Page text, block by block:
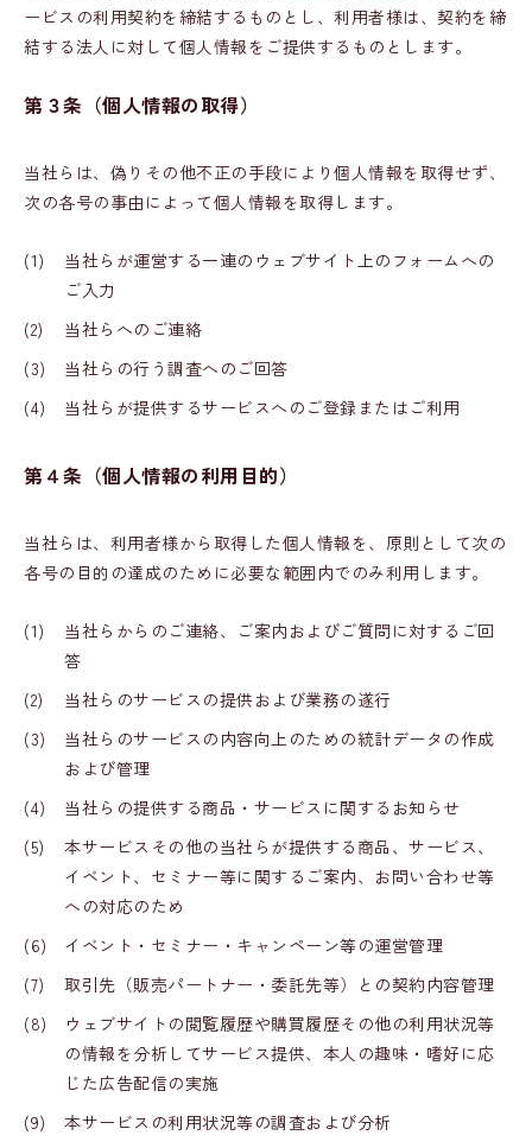
ービスの利用契約を締結するものとし、利用者様は、契約を締
結する法人に対して個人情報をご提供するものとします。
第３条（個人情報の取得）
当社らは、偽りその他不正の手段により個人情報を取得せず、
次の各号の事由によって個人情報を取得します。
(1)
当社らが運営する一連のウェブサイト上のフォームへの
ご入力
(2)
当社らへのご連絡
(3)
当社らの行う調査へのご回答
(4)
当社らが提供するサービスへのご登録またはご利用
第４条（個人情報の利用目的）
当社らは、利用者様から取得した個人情報を、原則として次の
各号の目的の達成のために必要な範囲内でのみ利用します。
(1)
当社らからのご連絡、ご案内およびご質問に対するご回
答
(2)
当社らのサービスの提供および業務の遂行
(3)
当社らのサービスの内容向上のための統計データの作成
および管理
(4)
当社らの提供する商品・サービスに関するお知らせ
(5)
本サービスその他の当社らが提供する商品、サービス、
イベント、セミナー等に関するご案内、お問い合わせ等
への対応のため
(6)
イベント・セミナー・キャンペーン等の運営管理
(7)
取引先（販売パートナー・委託先等）との契約内容管理
(8)
ウェブサイトの閲覧履歴や購買履歴その他の利用状況等
の情報を分析してサービス提供、本人の趣味・嗜好に応
じた広告配信の実施
(9)
本サービスの利用状況等の調査および分析